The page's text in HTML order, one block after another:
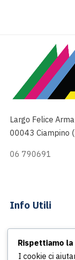
Largo Felice
00043 Ciampino
06 790691
Info Utili
News
Rispettiamo
I cookie ci